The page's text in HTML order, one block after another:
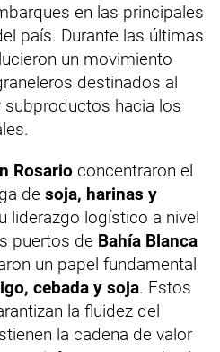
en las principales
país. Durante las últimas
un movimiento
destinados al
hacia los
Rosario concentraron el
de soja, harinas y
liderazgo logístico a nivel
puertos de Bahía Blanca
un papel fundamental
cebada y soja. Estos
la fluidez del
la cadena de valor